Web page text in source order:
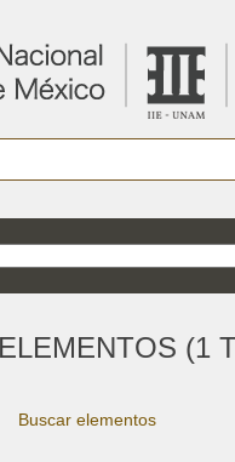
(1
Buscar elementos